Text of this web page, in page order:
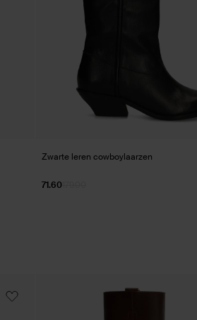
Zwarte leren cowboylaarzen
179.00
71.60